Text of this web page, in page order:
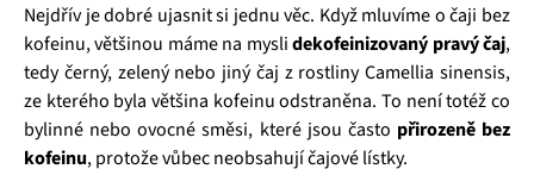
Nejdřív je dobré ujasnit si jednu věc. Když mluvíme o čaji bez
kofeinu, většinou máme na myslidekofeinizovaný pravý čaj,
tedy černý, zelený nebo jiný čaj z rostliny Camellia sinensis,
ze kterého byla většina kofeinu odstraněna. To není totéž co
bylinné nebo ovocné směsi, které jsou často přirozeně bez
kofeinu, protože vůbec neobsahují čajové lístky.